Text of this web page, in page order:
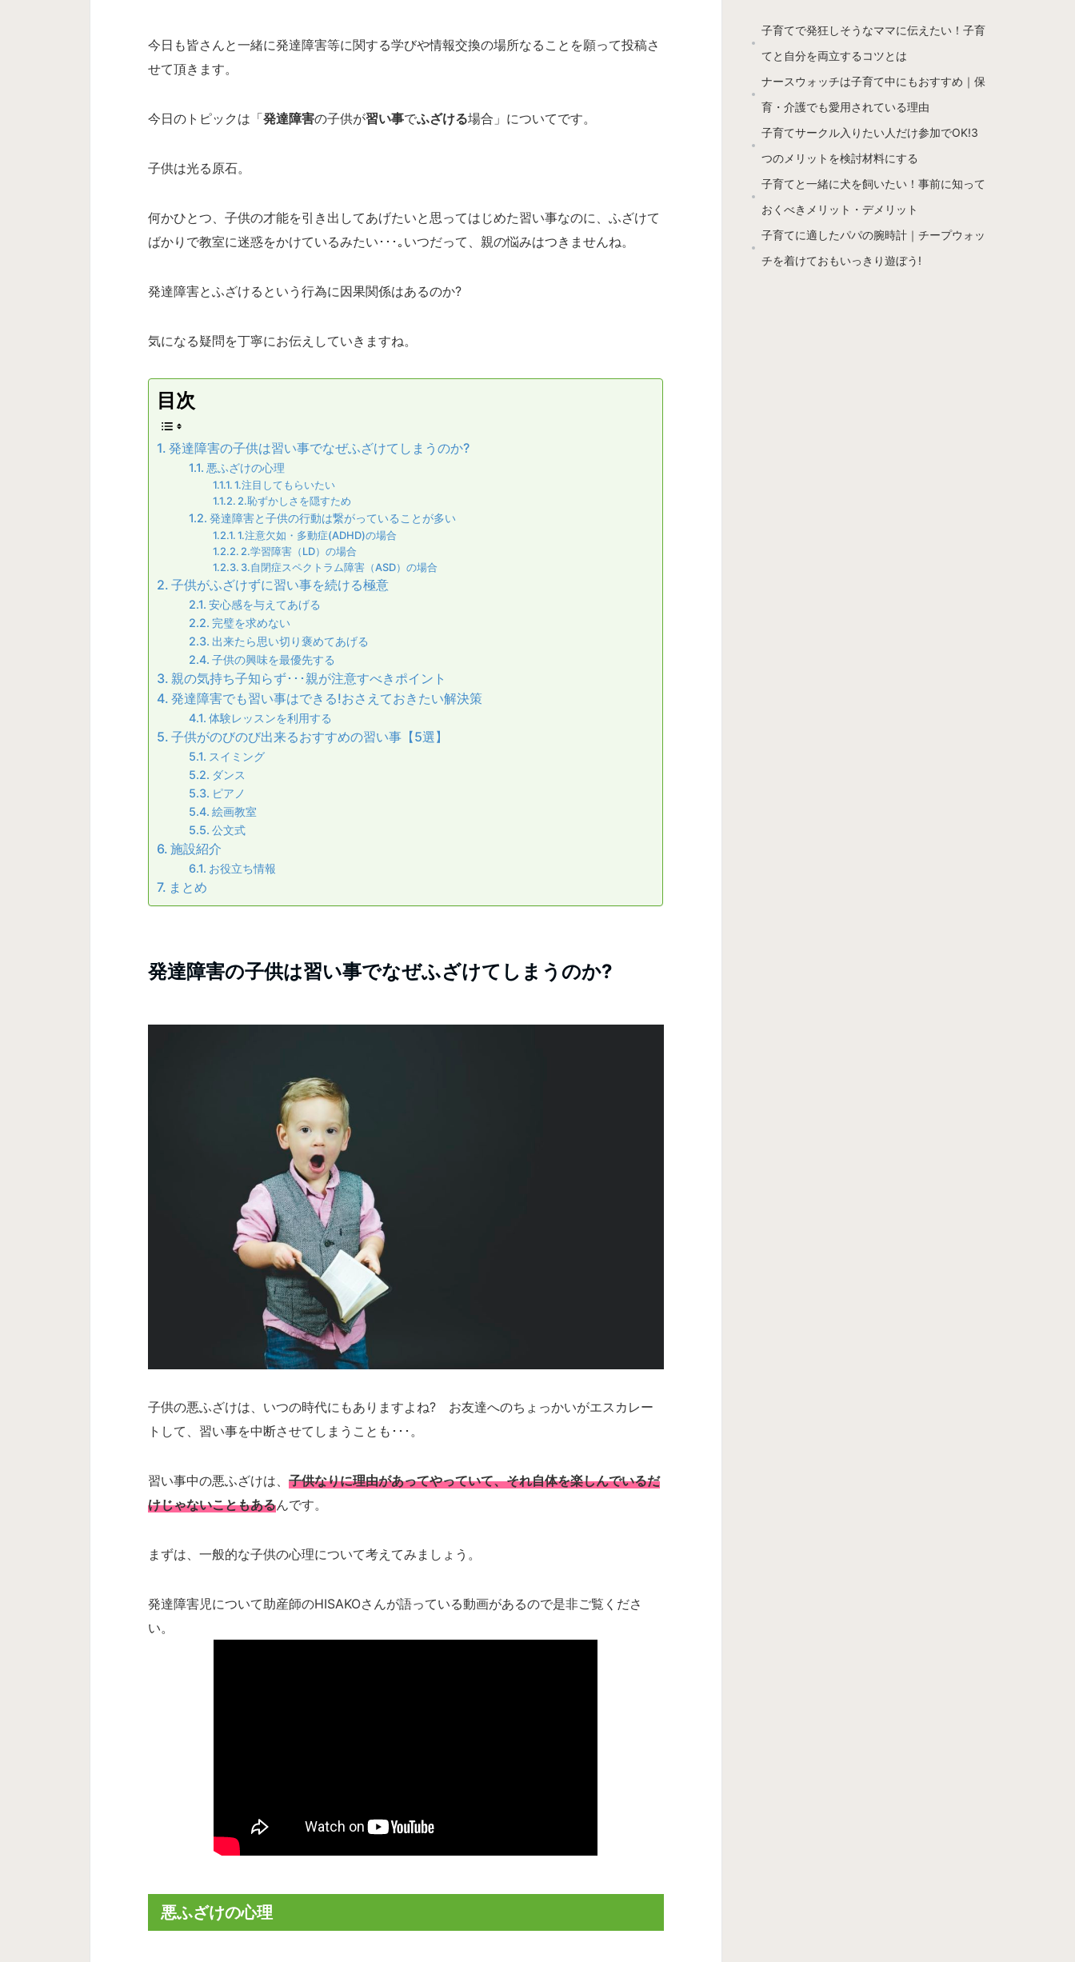
今日も皆さんと一緒に発達障害等に関する学びや情報交換の場所なることを願って投稿さ
せて頂きます。
今日のトピックは「発達障害の子供が習い事でふざける場合」についてです。
子供は光る原石。
何かひとつ、子供の才能を引き出してあげたいと思ってはじめた習い事なのに、ふざけて
ばかりで教室に迷惑をかけているみたい･･･｡いつだって、親の悩みはつきませんね。
発達障害とふざけるという行為に因果関係はあるのか?
気になる疑問を丁寧にお伝えしていきますね。
目次
発達障害の子供は習い事でなぜふざけてしまうのか?
悪ふざけの心理
1.注目してもらいたい
2.恥ずかしさを隠すため
発達障害と子供の行動は繋がっていることが多い
1.注意欠如・多動症(ADHD)の場合
2.学習障害（LD）の場合
3.自閉症スペクトラム障害（ASD）の場合
子供がふざけずに習い事を続ける極意
安心感を与えてあげる
完璧を求めない
出来たら思い切り褒めてあげる
子供の興味を最優先する
親の気持ち子知らず･･･親が注意すべきポイント
発達障害でも習い事はできる!おさえておきたい解決策
体験レッスンを利用する
子供がのびのび出来るおすすめの習い事【5選】
スイミング
ダンス
ピアノ
絵画教室
公文式
施設紹介
お役立ち情報
まとめ
発達障害の子供は習い事でなぜふざけてしまうのか?
子供の悪ふざけは、いつの時代にもありますよね? お友達へのちょっかいがエスカレー
トして、習い事を中断させてしまうことも･･･。
習い事中の悪ふざけは、 子供なりに理由があってやっていて、それ自体を楽しんでいるだ
けじゃないこともあるんです。
まずは、一般的な子供の心理について考えてみましょう。
発達障害児について助産師のHISAKOさんが語っている動画があるので是非ご覧くださ
い。
悪ふざけの心理
子育てで発狂しそうなママに伝えたい！子育
てと自分を両立するコツとは
ナースウォッチは子育て中にもおすすめ｜保
育・介護でも愛用されている理由
子育てサークル入りたい人だけ参加でOK!3
つのメリットを検討材料にする
子育てと一緒に犬を飼いたい！事前に知って
おくべきメリット・デメリット
子育てに適したパパの腕時計｜チープウォッ
チを着けておもいっきり遊ぼう!